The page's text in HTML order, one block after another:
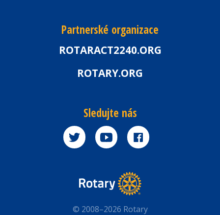
Partnerské organizace
ROTARACT2240.ORG
ROTARY.ORG
Sledujte nás
© 2008–2026 Rotary